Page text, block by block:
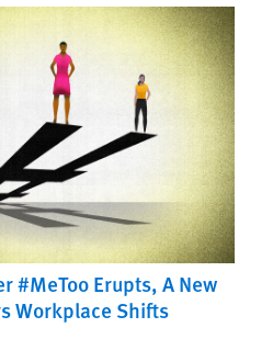
#MeToo Erupts, A New
Workplace Shifts